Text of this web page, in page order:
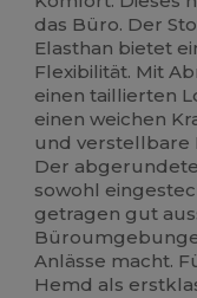
das Büro. Der
Elasthan bietet
Flexibilität. Mit
einen taillierten
einen weichen
und verstellbare
Der
sowohl
getragen gut
Anlässe macht.
Hemd als